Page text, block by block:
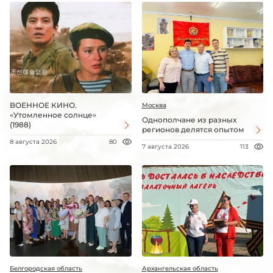
ВОЕННОЕ КИНО.
«Утомленное солнце»
(1988)
8 августа 2026 80
Москва
Однополчане из разных
регионов делятся опытом
7 августа 2026 113
Белгородская область Архангельская область